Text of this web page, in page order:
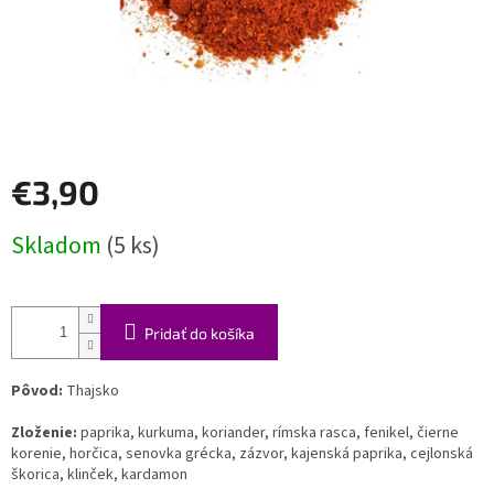
€3,90
cena:
Skladom (5 ks)
Pridať do košíka
Pôvod: Thajsko
Zloženie: paprika, kurkuma, koriander, rímska rasca, fenikel, čierne
korenie, horčica, senovka grécka, zázvor, kajenská paprika, cejlonská
škorica, klinček, kardamon